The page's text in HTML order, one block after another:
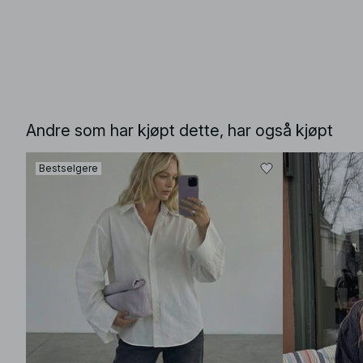
Andre som har kjøpt dette, har også kjøpt
Bestselgere